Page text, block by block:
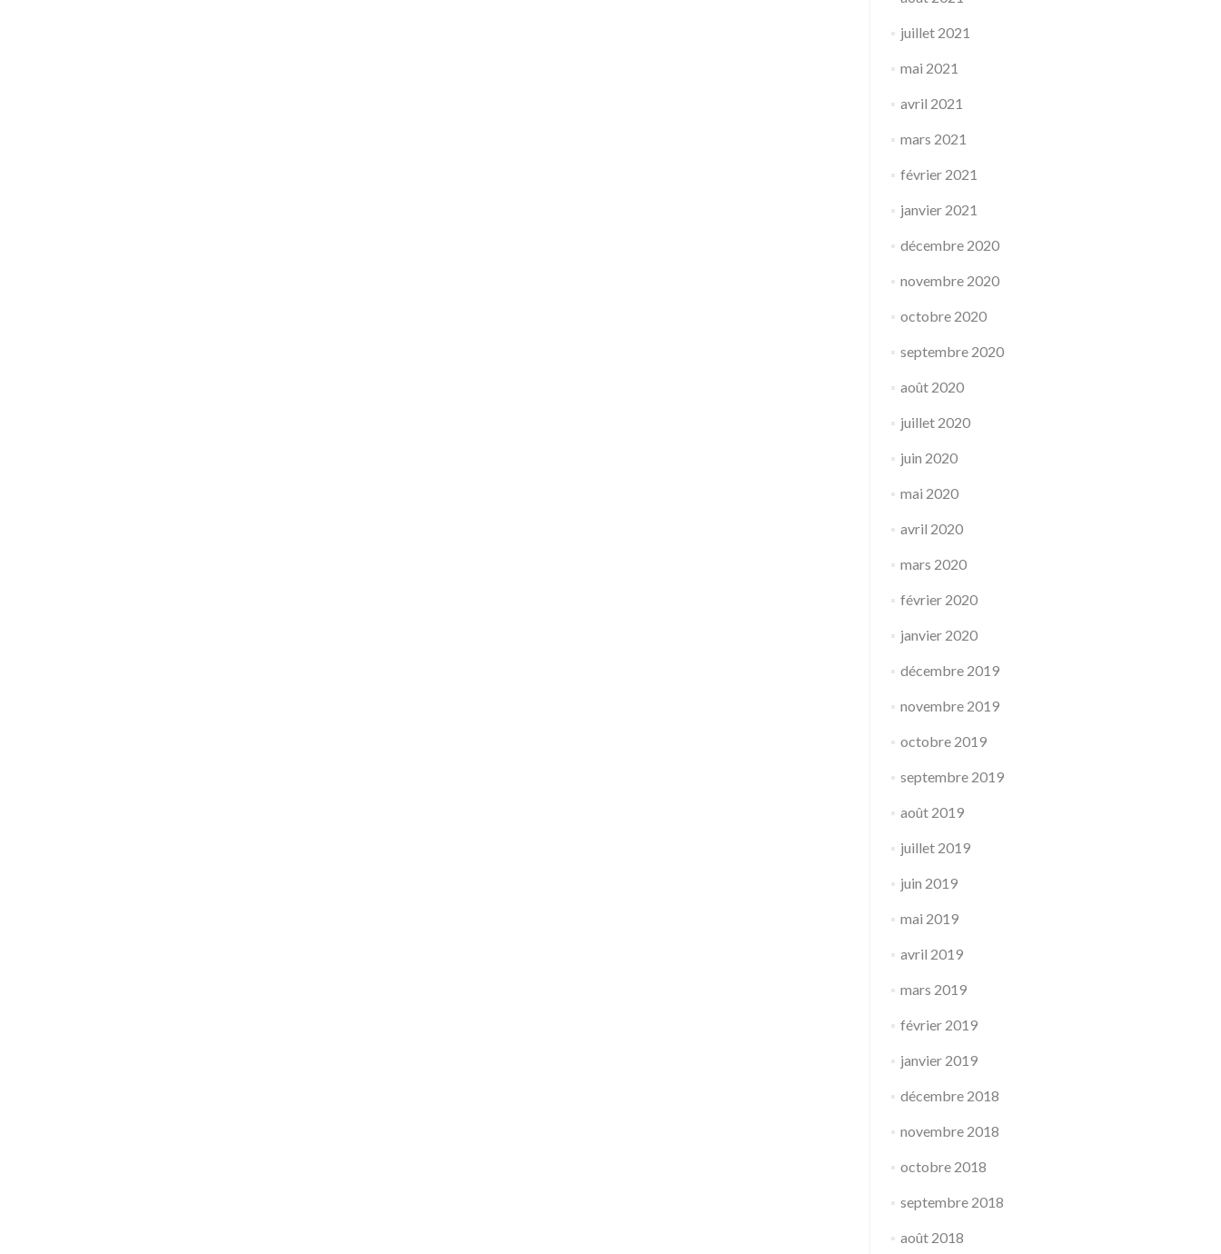
juillet 2021
mai 2021
avril 2021
mars 2021
février 2021
janvier 2021
décembre 2020
novembre 2020
octobre 2020
septembre 2020
août 2020
juillet 2020
juin 2020
mai 2020
avril 2020
mars 2020
février 2020
janvier 2020
décembre 2019
novembre 2019
octobre 2019
septembre 2019
août 2019
juillet 2019
juin 2019
mai 2019
avril 2019
mars 2019
février 2019
janvier 2019
décembre 2018
novembre 2018
octobre 2018
septembre 2018
août 2018